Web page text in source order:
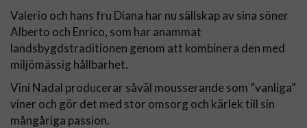
Valerio och hans fru Diana har nu sällskap av sina söner
Alberto och Enrico, som har anammat
landsbygdstraditionen genom att kombinera den med
miljömässig hållbarhet.
Vini Nadal producerar såväl mousserande som ”vanliga”
viner och gör det med stor omsorg och kärlek till sin
mångåriga passion.